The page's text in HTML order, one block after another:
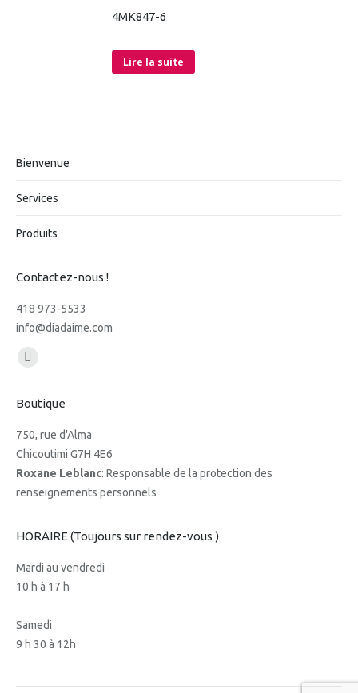
4MK847-6
Lire la suite
Bienvenue
Services
Produits
Contactez-nous !
418 973-5533
info@diadaime.com
Trouvez nous sur :
opens
in
new
window
Boutique
750, rue d'Alma
Chicoutimi G7H 4E6
Roxane Leblanc: Responsable de la protection des
renseignements personnels
HORAIRE (Toujours sur rendez-vous )
Mardi au vendredi
10 h à 17 h
Samedi
9 h 30 à 12h